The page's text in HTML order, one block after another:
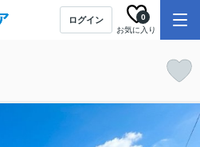
ログイン
お気に入り
0